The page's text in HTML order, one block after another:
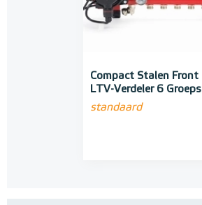
Compact Stalen Front
LTV-Verdeler 6 Groeps
standaard